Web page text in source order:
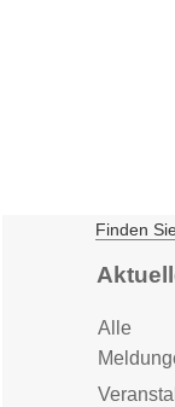
Finden
Alle